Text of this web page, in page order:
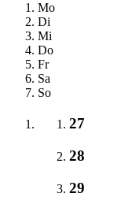
Mo
Di
Mi
Do
Fr
Sa
So
27
28
29